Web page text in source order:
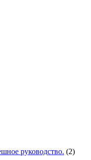
руководство. (2)